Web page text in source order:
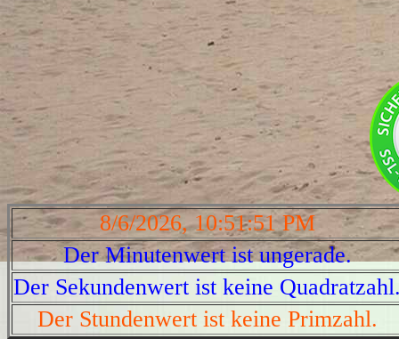
8/6/2026, 10:51:51 PM
Der Minutenwert ist ungerade.
Der Sekundenwert ist keine
Der Stundenwert ist keine Primzahl.